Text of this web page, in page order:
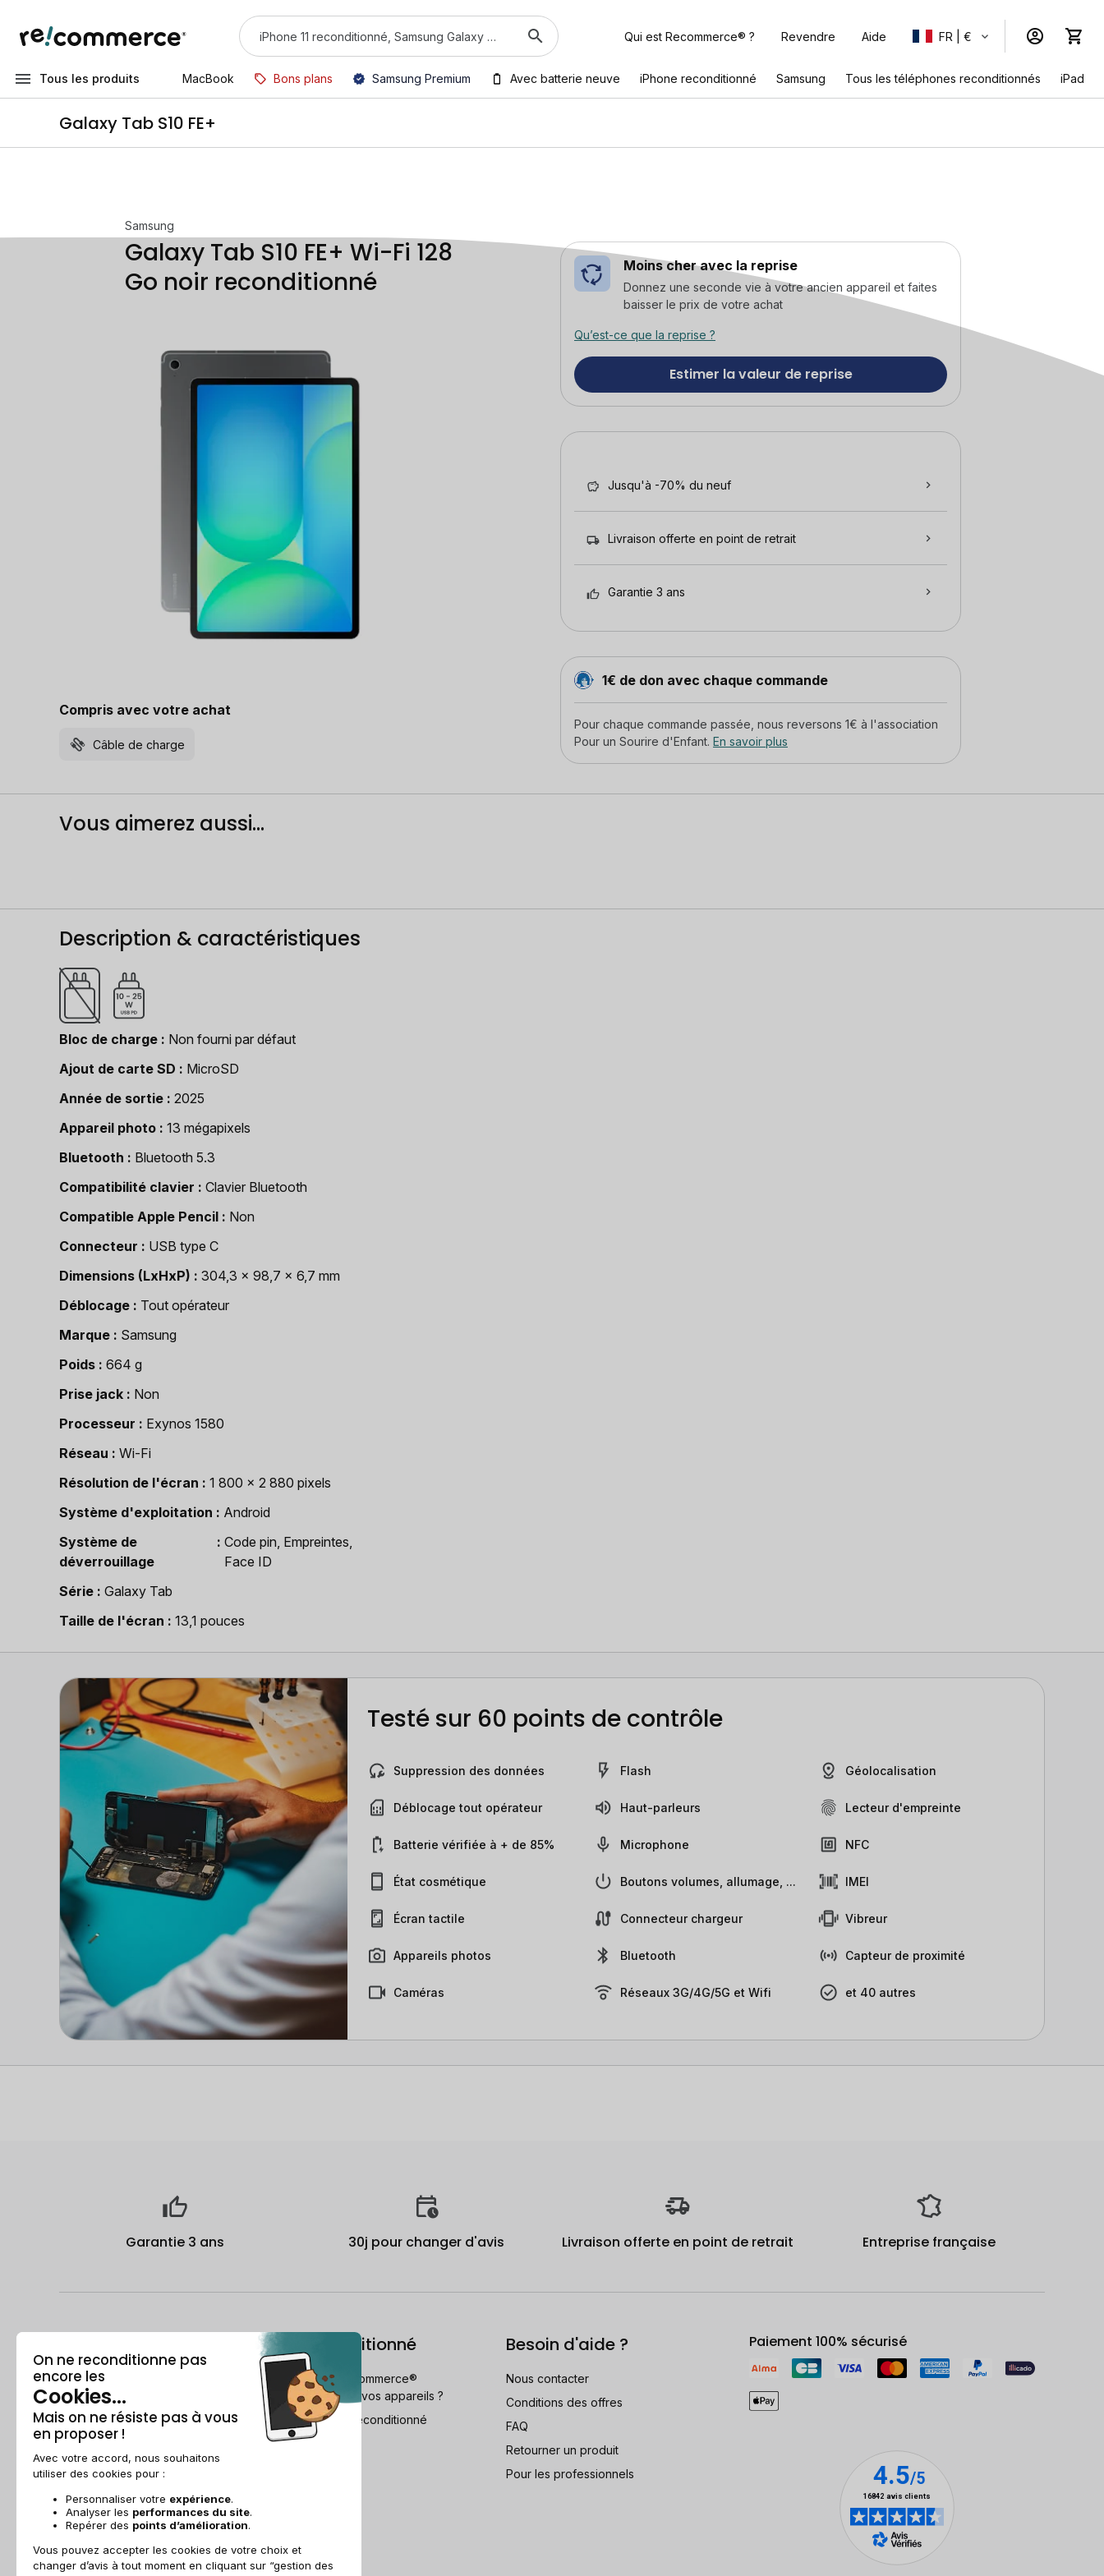
Qui est Recommerce® ? Revendre Aide FR | €
Tous les produits MacBook Bons plans Samsung Premium Avec batterie neuve iPhone reconditionné Samsung Tous les téléphones reconditionnés iPad
Galaxy Tab S10 FE+
Samsung
Galaxy Tab S10 FE+ Wi-Fi 128
Go noir reconditionné
Compris avec votre achat
Câble de charge
Moins cher avec la reprise
Donnez une seconde vie à votre ancien appareil et faites
baisser le prix de votre achat
Qu’est-ce que la reprise ?
Estimer la valeur de reprise
Jusqu'à -70% du neuf
Livraison offerte en point de retrait
Garantie 3 ans
1€ de don avec chaque commande
Pour chaque commande passée, nous reversons 1€ à l'association
Pour un Sourire d'Enfant. En savoir plus
Vous aimerez aussi...
Description & caractéristiques
Bloc de charge
Non fourni par défaut
Ajout de carte SD
MicroSD
Année de sortie
2025
Appareil photo
13 mégapixels
Bluetooth
Bluetooth 5.3
Compatibilité clavier
Clavier Bluetooth
Compatible Apple Pencil
Non
Connecteur
USB type C
Dimensions (LxHxP)
304,3 x 98,7 x 6,7 mm
Déblocage
Tout opérateur
Marque
Samsung
Poids
664 g
Prise jack
Non
Processeur
Exynos 1580
Réseau
Wi-Fi
Résolution de l'écran
1 800 x 2 880 pixels
Système d'exploitation
Android
Système de
déverrouillage
Code pin, Empreintes,
Face ID
Série
Galaxy Tab
Taille de l'écran
13,1 pouces
Testé sur 60 points de contrôle
Suppression des données
Déblocage tout opérateur
Batterie vérifiée à + de 85%
État cosmétique
Écran tactile
Appareils photos
Caméras
Flash
Haut-parleurs
Microphone
Boutons volumes, allumage, ...
Connecteur chargeur
Bluetooth
Réseaux 3G/4G/5G et Wifi
Géolocalisation
Lecteur d'empreinte
NFC
IMEI
Vibreur
Capteur de proximité
et 40 autres
Garantie 3 ans 30j pour changer d'avis Livraison offerte en point de retrait Entreprise française
Qui est Recommerce® ?
Offre étudiante
Parrainage
Recommerce group
Recrutement
Le reconditionné
Comment Recommerce®
reconditionne vos appareils ?
Le Guide du reconditionné
Besoin d'aide ?
Nous contacter
Conditions des offres
FAQ
Retourner un produit
Pour les professionnels
Paiement 100% sécurisé